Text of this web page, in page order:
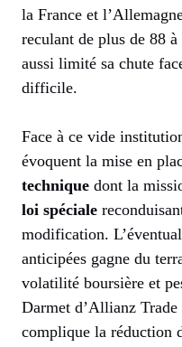
la France et
reculant de plus de 88 à
aussi limité sa chute
difficile.
Face à ce vide
évoquent la mise en
technique dont la
loi spéciale
modification.
anticipées gagne du
volatilité boursière et
Darmet d’Allianz
complique la réduction